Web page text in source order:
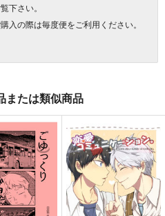
下さい。
入の際は毎度便をご利用ください。
または類似商品